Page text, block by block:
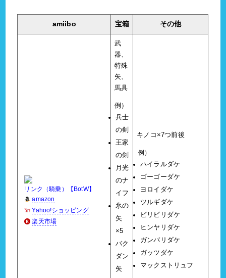
amiibo 宝箱 その他
リンク（騎乗）【BotW】
amazon
Yahoo!ショッピング
楽天市場
武
器、
特殊
矢、
馬具
例）
兵士
の剣
王家
の剣
月光
のナ
イフ
氷の
矢
×5
バク
ダン
矢
キノコ×7つ前後
例）
ハイラルダケ
ゴーゴーダケ
ヨロイダケ
ツルギダケ
ビリビリダケ
ヒンヤリダケ
ガンバリダケ
ガッツダケ
マックストリュフ